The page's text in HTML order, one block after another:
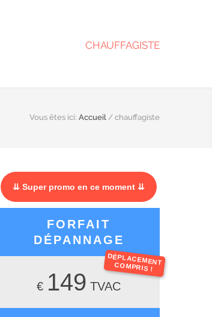
CHAUFFAGISTE
Vous êtes ici: Accueil / chauffagiste
⇊ Super promo en ce moment ⇊
FORFAIT
DÉPANNAGE
DÉPLACEMENT
COMPRIS !
€ 149 TVAC